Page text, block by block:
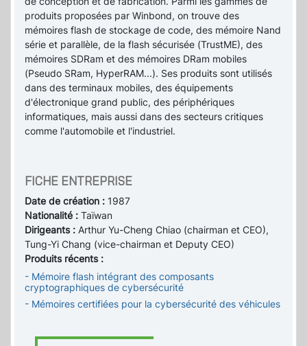
produits proposées par Winbond, on trouve des
mémoires flash de stockage de code, des mémoire Nand
série et parallèle, de la flash sécurisée (TrustME), des
mémoires SDRam et des mémoires DRam mobiles
(Pseudo SRam, HyperRAM...). Ses produits sont utilisés
dans des terminaux mobiles, des équipements
d'électronique grand public, des périphériques
informatiques, mais aussi dans des secteurs critiques
comme l'automobile et l'industriel.
FICHE ENTREPRISE
Date de création : 1987
Nationalité : Taïwan
Dirigeants : Arthur Yu-Cheng Chiao (chairman et CEO),
Tung-Yi Chang (vice-chairman et Deputy CEO)
Produits récents :
- Mémoire flash intégrant des composants
cryptographiques de cybersécurité
- Mémoires certifiées pour la cybersécurité des véhicules